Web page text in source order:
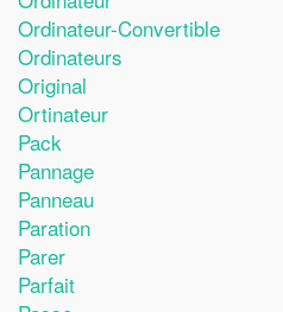
Ordinateur-Convertible
Ordinateurs
Original
Ortinateur
Pack
Pannage
Panneau
Paration
Parer
Parfait